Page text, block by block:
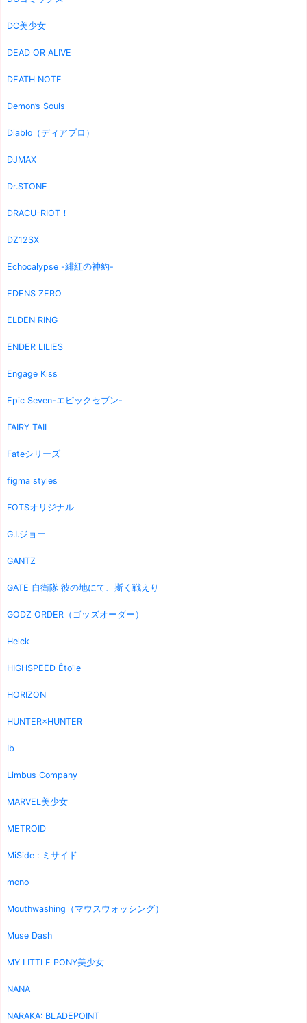
DC美少女
DEAD OR ALIVE
DEATH NOTE
Demon’s Souls
Diablo（ディアブロ）
DJMAX
Dr.STONE
DRACU-RIOT！
DZ12SX
Echocalypse -緋紅の神約-
EDENS ZERO
ELDEN RING
ENDER LILIES
Engage Kiss
Epic Seven-エピックセブン-
FAIRY TAIL
Fateシリーズ
figma styles
FOTSオリジナル
G.I.ジョー
GANTZ
GATE 自衛隊 彼の地にて、斯く戦えり
GODZ ORDER（ゴッズオーダー）
Helck
HIGHSPEED Étoile
HORIZON
HUNTER×HUNTER
Ib
Limbus Company
MARVEL美少女
METROID
MiSide : ミサイド
mono
Mouthwashing（マウスウォッシング）
Muse Dash
MY LITTLE PONY美少女
NANA
NARAKA: BLADEPOINT